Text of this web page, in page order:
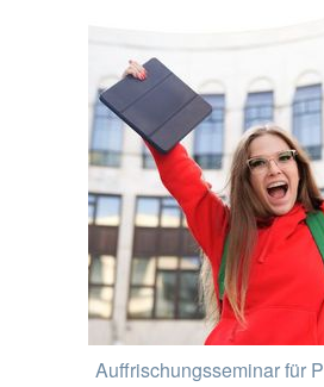
Auffrischungsseminar für